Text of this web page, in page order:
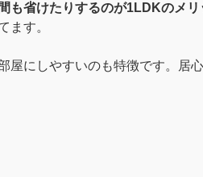
省けたりするのが1LDKのメリ
ます。
にしやすいのも特徴です。居